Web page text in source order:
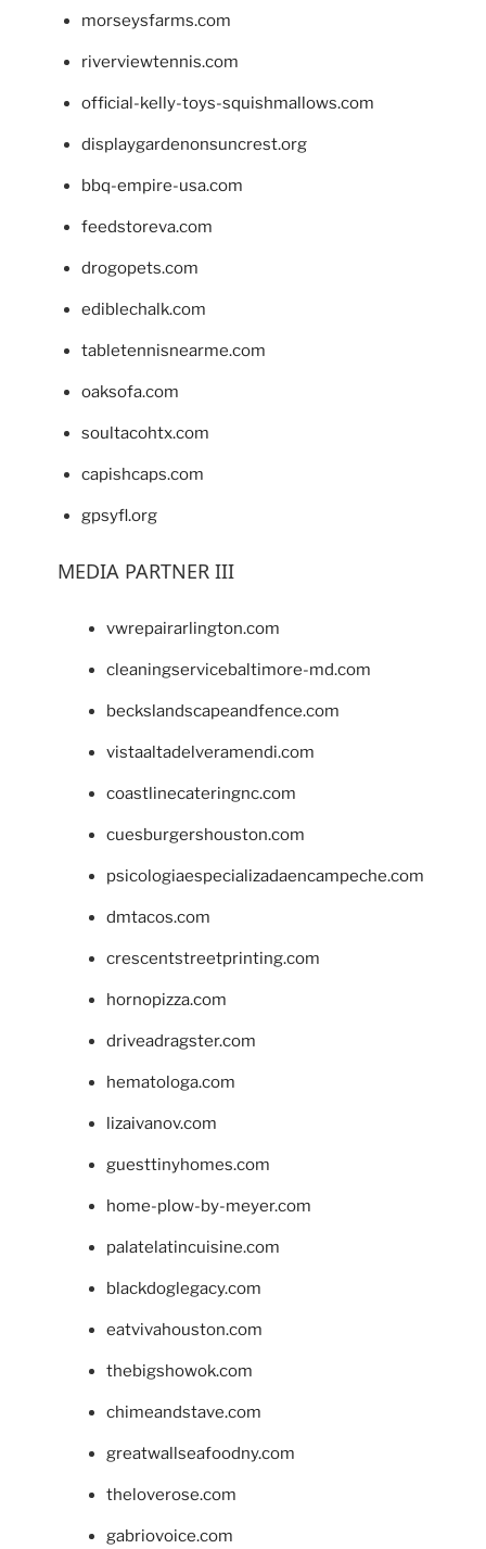
morseysfarms.com
riverviewtennis.com
official-kelly-toys-squishmallows.com
displaygardenonsuncrest.org
bbq-empire-usa.com
feedstoreva.com
drogopets.com
ediblechalk.com
tabletennisnearme.com
oaksofa.com
soultacohtx.com
capishcaps.com
gpsyfl.org
MEDIA PARTNER III
vwrepairarlington.com
cleaningservicebaltimore-md.com
beckslandscapeandfence.com
vistaaltadelveramendi.com
coastlinecateringnc.com
cuesburgershouston.com
psicologiaespecializadaencampeche.com
dmtacos.com
crescentstreetprinting.com
hornopizza.com
driveadragster.com
hematologa.com
lizaivanov.com
guesttinyhomes.com
home-plow-by-meyer.com
palatelatincuisine.com
blackdoglegacy.com
eatvivahouston.com
thebigshowok.com
chimeandstave.com
greatwallseafoodny.com
theloverose.com
gabriovoice.com